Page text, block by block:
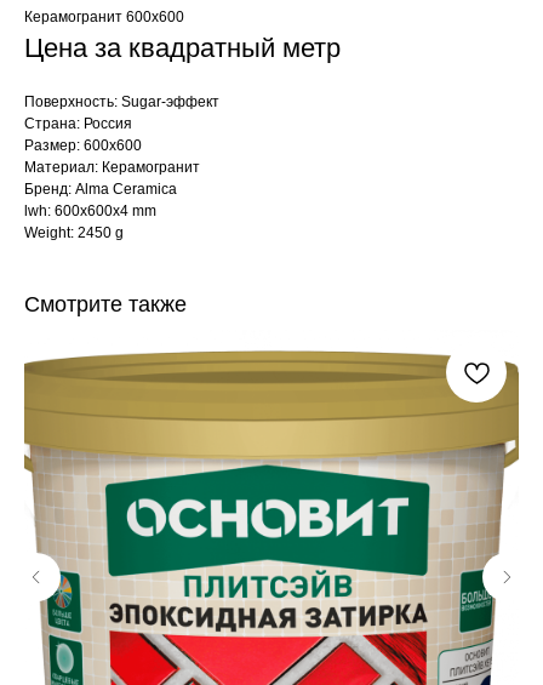
Керамогранит 600x600
Цена за квадратный метр
Поверхность: Sugar-эффект
Страна: Россия
Размер: 600x600
Материал: Керамогранит
Бренд: Alma Ceramica
lwh: 600x600x4 mm
Weight: 2450 g
Смотрите также